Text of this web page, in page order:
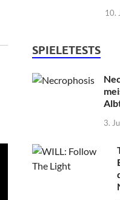
10.
SPIELETESTS
3.